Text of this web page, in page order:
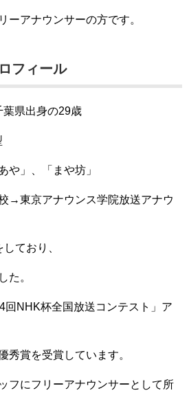
ーアナウンサーの方です。
フィール
県出身の29歳
」、「まや坊」
→東京アナウンス学院放送アナウ
ており、
た。
NHK杯全国放送コンテスト」ア
秀賞を受賞しています。
フにフリーアナウンサーとして所